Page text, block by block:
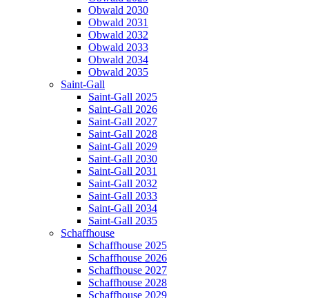
Obwald 2030
Obwald 2031
Obwald 2032
Obwald 2033
Obwald 2034
Obwald 2035
Saint-Gall
Saint-Gall 2025
Saint-Gall 2026
Saint-Gall 2027
Saint-Gall 2028
Saint-Gall 2029
Saint-Gall 2030
Saint-Gall 2031
Saint-Gall 2032
Saint-Gall 2033
Saint-Gall 2034
Saint-Gall 2035
Schaffhouse
Schaffhouse 2025
Schaffhouse 2026
Schaffhouse 2027
Schaffhouse 2028
Schaffhouse 2029